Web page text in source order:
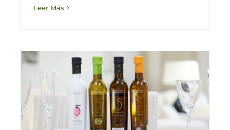
Leer Más